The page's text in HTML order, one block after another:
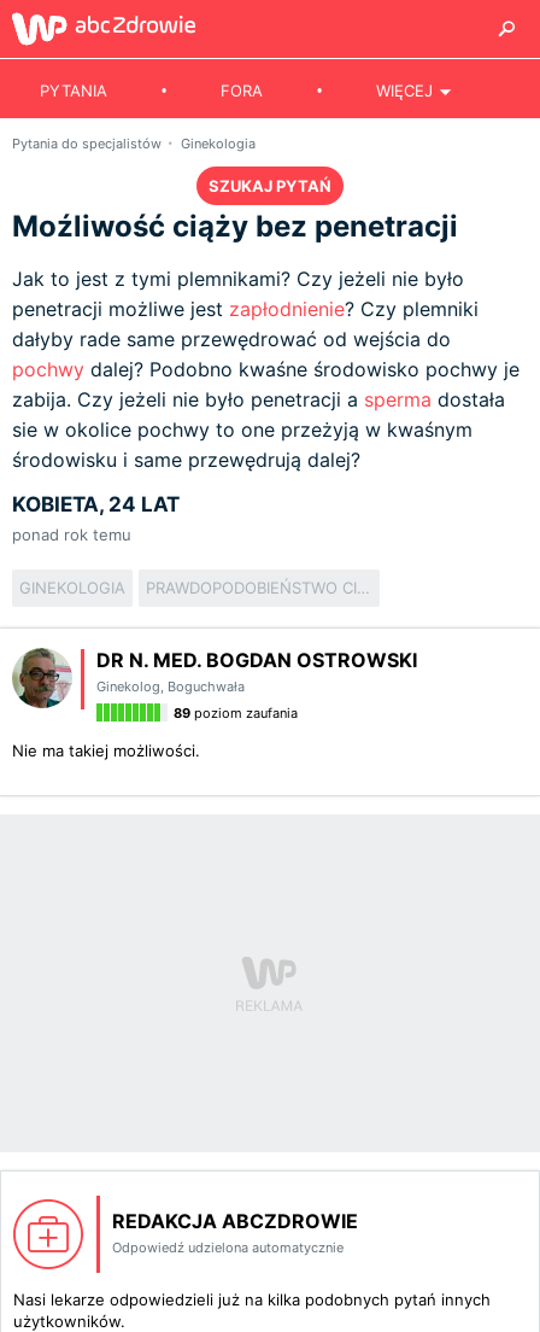
PYTANIA FORA WIĘCEJ
Pytania do specjalistów Ginekologia
SZUKAJ PYTAŃ
Moźliwość ciąży bez penetracji
Jak to jest z tymi plemnikami? Czy jeżeli nie było
penetracji możliwe jest zapłodnienie? Czy plemniki
dałyby rade same przewędrować od wejścia do
pochwy dalej? Podobno kwaśne środowisko pochwy je
zabija. Czy jeżeli nie było penetracji a sperma dostała
sie w okolice pochwy to one przeżyją w kwaśnym
środowisku i same przewędrują dalej?
KOBIETA, 24 LAT
ponad rok temu
GINEKOLOGIA PRAWDOPODOBIEŃSTWO CIĄŻY
DR N. MED. BOGDAN OSTROWSKI
Ginekolog, Boguchwała
89 poziom zaufania
Nie ma takiej możliwości.
REDAKCJA ABCZDROWIE
Odpowiedź udzielona automatycznie
Nasi lekarze odpowiedzieli już na kilka podobnych pytań innych
użytkowników.